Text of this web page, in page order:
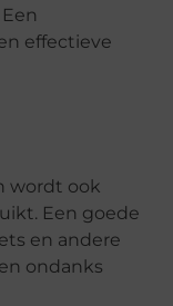
effectieve
wordt ook
Een goede
en andere
ondanks